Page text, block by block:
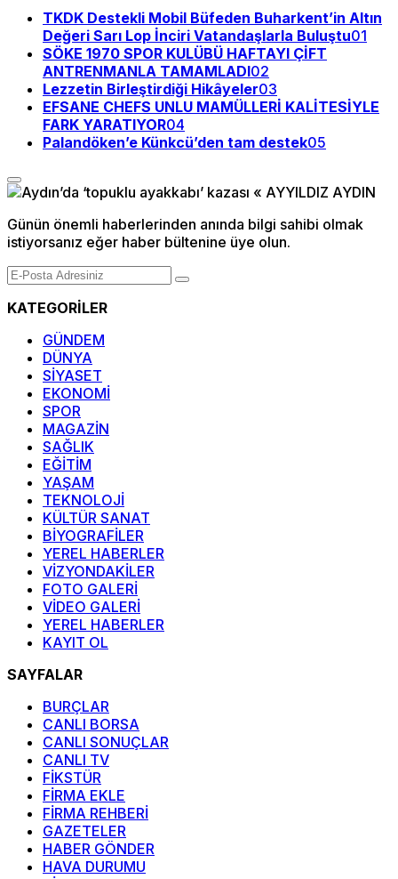
TKDK Destekli Mobil Büfeden Buharkent’in Altın
Değeri Sarı Lop İnciri Vatandaşlarla Buluştu01
SÖKE 1970 SPOR KULÜBÜ HAFTAYI ÇİFT
ANTRENMANLA TAMAMLADI02
Lezzetin Birleştirdiği Hikâyeler03
EFSANE CHEFS UNLU MAMÜLLERİ KALİTESİYLE
FARK YARATIYOR04
Palandöken’e Künkcü’den tam destek05
Günün önemli haberlerinden anında bilgi sahibi olmak
istiyorsanız eğer haber bültenine üye olun.
KATEGORİLER
GÜNDEM
DÜNYA
SİYASET
EKONOMİ
SPOR
MAGAZİN
SAĞLIK
EĞİTİM
YAŞAM
TEKNOLOJİ
KÜLTÜR SANAT
BİYOGRAFİLER
YEREL HABERLER
VİZYONDAKİLER
FOTO GALERİ
VİDEO GALERİ
YEREL HABERLER
KAYIT OL
SAYFALAR
BURÇLAR
CANLI BORSA
CANLI SONUÇLAR
CANLI TV
FİKSTÜR
FİRMA EKLE
FİRMA REHBERİ
GAZETELER
HABER GÖNDER
HAVA DURUMU